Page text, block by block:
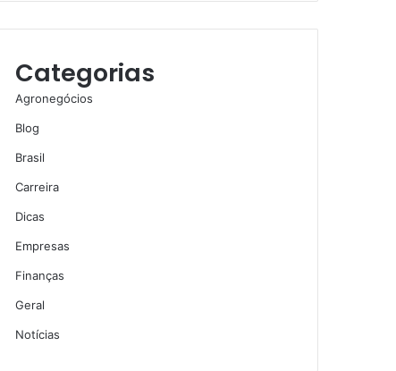
Categorias
Agronegócios
Blog
Brasil
Carreira
Dicas
Empresas
Finanças
Geral
Notícias